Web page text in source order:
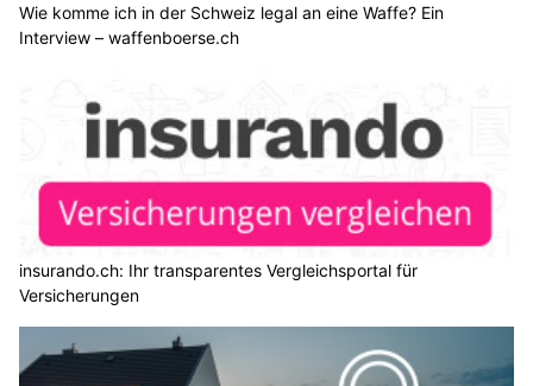
Wie komme ich in der Schweiz legal an eine Waffe? Ein
Interview – waffenboerse.ch
insurando.ch: Ihr transparentes Vergleichsportal für
Versicherungen